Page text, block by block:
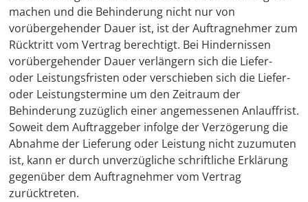
machen und die Behinderung nicht nur von
vorübergehender Dauer ist, ist der Auftragnehmer zum
Rücktritt vom Vertrag berechtigt. Bei Hindernissen
vorübergehender Dauer verlängern sich die Liefer-
oder Leistungsfristen oder verschieben sich die Liefer-
oder Leistungstermine um den Zeitraum der
Behinderung zuzüglich einer angemessenen Anlauffrist.
Soweit dem Auftraggeber infolge der Verzögerung die
Abnahme der Lieferung oder Leistung nicht zuzumuten
ist, kann er durch unverzügliche schriftliche Erklärung
gegenüber dem Auftragnehmer vom Vertrag
zurücktreten.